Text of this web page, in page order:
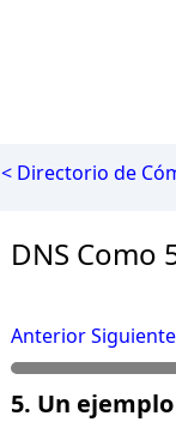
< Directorio de
DNS Como
AnteriorSiguiente
5. Un